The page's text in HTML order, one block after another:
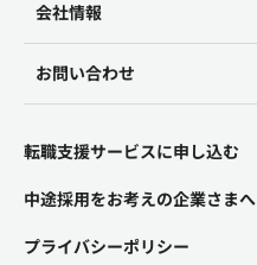
会社情報
お問い合わせ
転職支援サービスに申し込む
中途採用をお考えの企業さまへ
プライバシーポリシー